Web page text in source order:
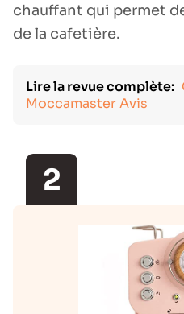
chauffant qui permet
de la cafetière.
Lire la revue complète:
Moccamaster Avis
2